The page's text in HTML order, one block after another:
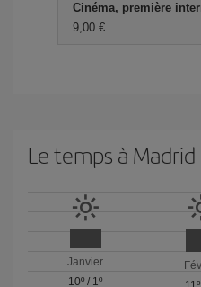
Cinéma, première
9,00 €
Le temps à Madrid
Janvier
10º / 1º